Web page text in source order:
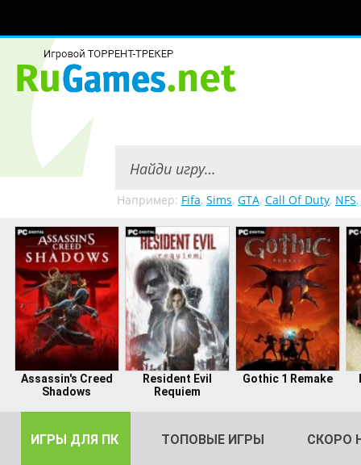
Например: Fifa, Sims, GTA, Call Of Duty, NFS,
Assassin's Creed
Shadows
Resident Evil
Requiem
Gothic 1 Remake
ИГРЫ ДЛЯ ПК ТОПОВЫЕ ИГРЫ СКОРО